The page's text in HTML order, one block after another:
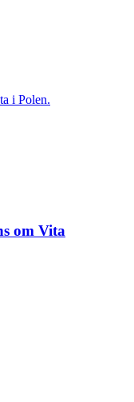
om Vita